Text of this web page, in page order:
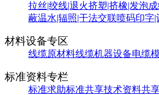
拉丝|绞线|退火挤塑|挤橡|发泡
蔽温水|辐照|干法交联喷码印字|
材料设备专区
线缆原材料线缆机器设备电缆
标准资料专栏
标准求助标准共享技术资料共